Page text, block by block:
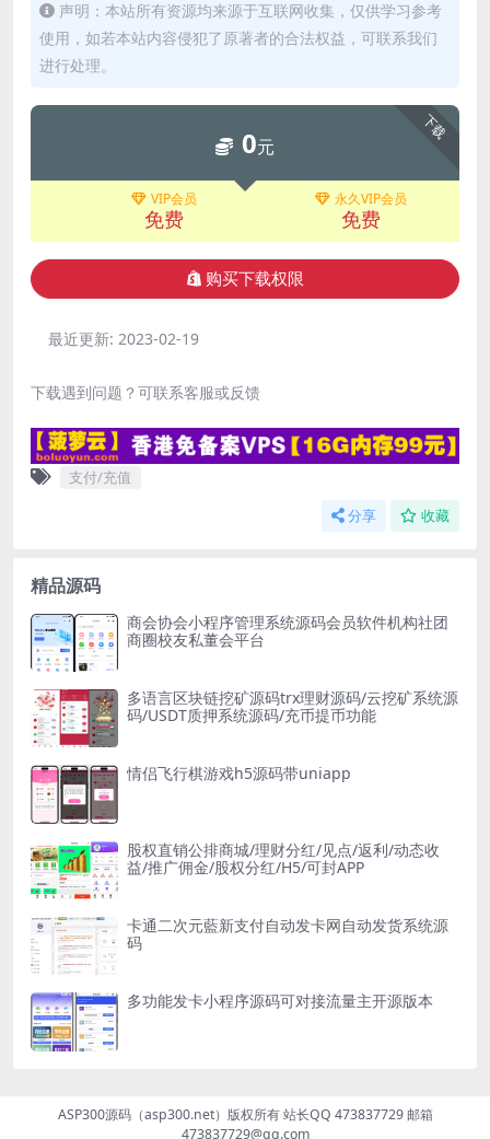
声明：本站所有资源均来源于互联网收集，仅供学习参考
使用，如若本站内容侵犯了原著者的合法权益，可联系我们
进行处理。
下载
0元
VIP会员
免费
永久VIP会员
免费
购买下载权限
最近更新: 2023-02-19
下载遇到问题？可联系客服或反馈
支付/充值
分享 收藏
精品源码
商会协会小程序管理系统源码会员软件机构社团
商圈校友私董会平台
多语言区块链挖矿源码trx理财源码/云挖矿系统源
码/USDT质押系统源码/充币提币功能
情侣飞行棋游戏h5源码带uniapp
股权直销公排商城/理财分红/见点/返利/动态收
益/推广佣金/股权分红/H5/可封APP
卡通二次元藍新支付自动发卡网自动发货系统源
码
多功能发卡小程序源码可对接流量主开源版本
ASP300源码（asp300.net）版权所有 站长QQ 473837729 邮箱
473837729@qq.com